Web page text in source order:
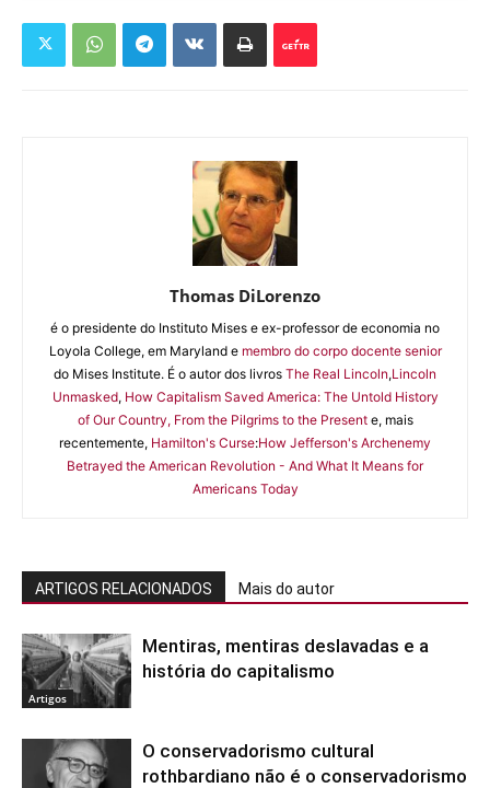
Thomas DiLorenzo
é o presidente do Instituto Mises e ex-professor de economia no
Loyola College, em Maryland e membro do corpo docente senior
do Mises Institute. É o autor dos livros The Real Lincoln,Lincoln
Unmasked, How Capitalism Saved America: The Untold History
of Our Country, From the Pilgrims to the Presente, mais
recentemente, Hamilton's Curse:How Jefferson's Archenemy
Betrayed the American Revolution - And What It Means for
Americans Today
ARTIGOS RELACIONADOS Mais do autor
Artigos
Mentiras, mentiras deslavadas e a
história do capitalismo
O conservadorismo cultural
rothbardiano não é o conservadorismo